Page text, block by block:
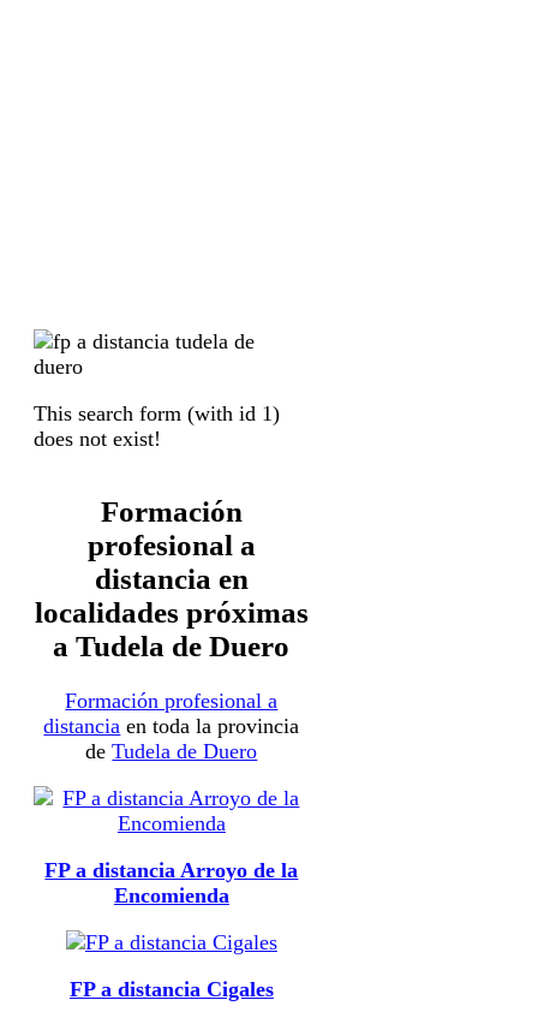
This search form (with id 1)
does not exist!
Formación
profesional a
distancia en
localidades próximas
a Tudela de Duero
Formación profesional a
distancia en toda la provincia
deTudela de Duero
FP a distancia Arroyo de la
Encomienda
FP a distancia Cigales